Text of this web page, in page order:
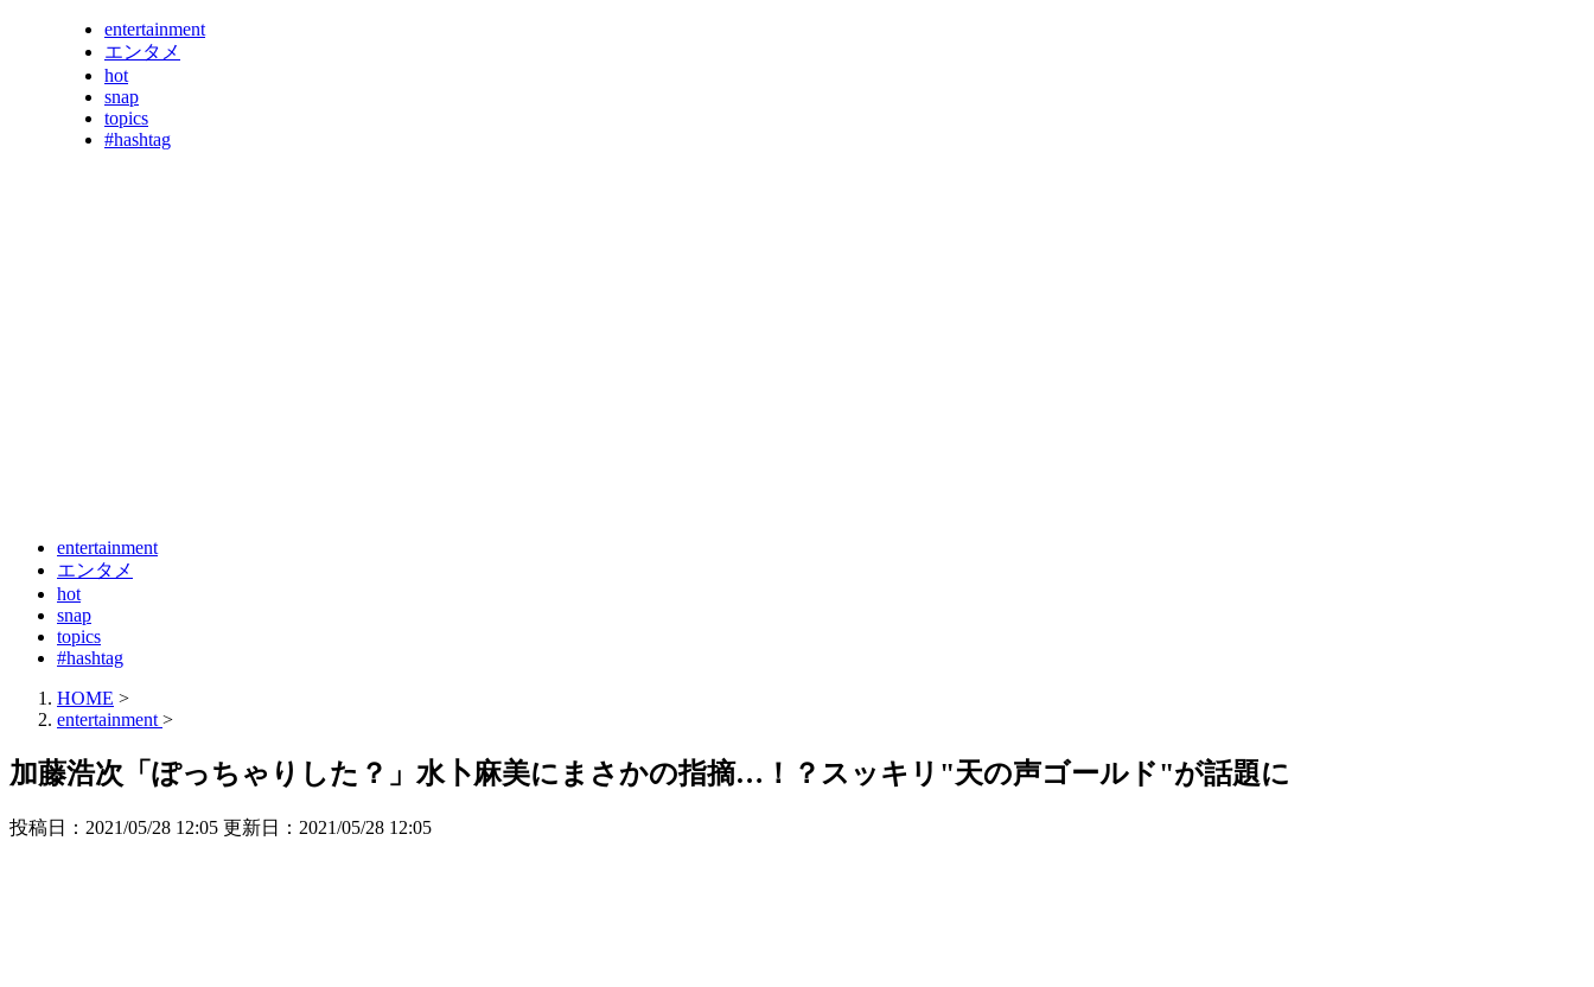
entertainment
エンタメ
hot
snap
topics
#hashtag
entertainment
エンタメ
hot
snap
topics
#hashtag
HOME >
entertainment >
加藤浩次「ぽっちゃりした？」水卜麻美にまさかの指摘…！？スッキリ"天の声ゴールド"が話題に
投稿日：2021/05/28 12:05 更新日： 2021/05/28 12:05